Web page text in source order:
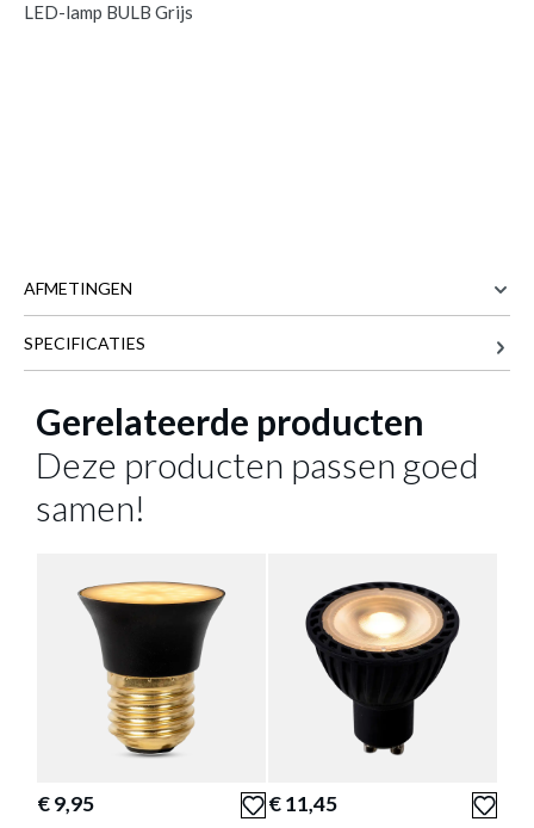
LED-lamp BULB Grijs
AFMETINGEN
HOOGTE 20 cm
Meer afmetingen
SPECIFICATIES
Gerelateerde producten
Deze producten passen goed
samen!
€ 9,95 € 11,45
winkelmandje